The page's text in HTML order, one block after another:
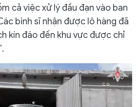
cả việc xử lý đầu đạn vào ban
binh sĩ nhận được lô hàng đã
kín đáo đến khu vực được chỉ